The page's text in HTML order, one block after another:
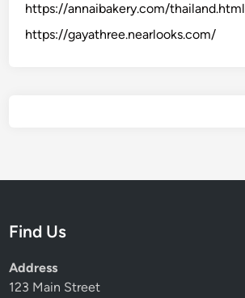
https://annaibakery.com/thailand.html
https://gayathree.nearlooks.com/
Find Us
Address
123 Main Street